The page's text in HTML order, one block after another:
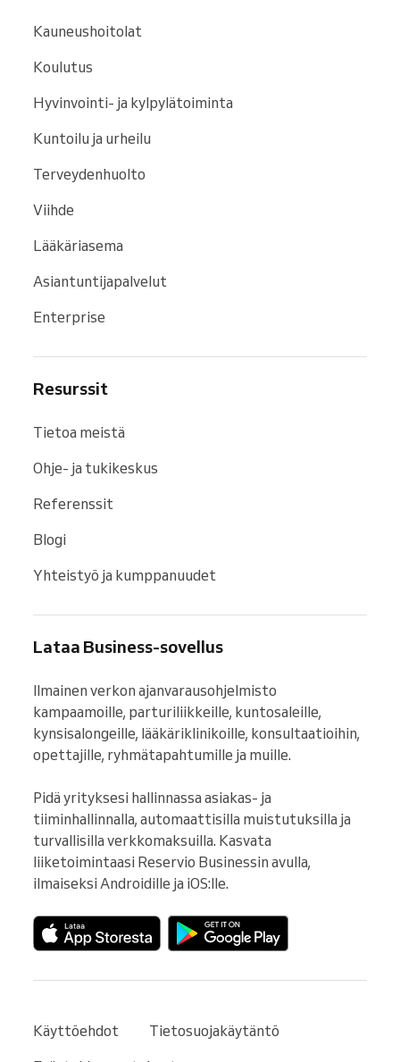
Kauneushoitolat
Koulutus
Hyvinvointi- ja kylpylätoiminta
Kuntoilu ja urheilu
Terveydenhuolto
Viihde
Lääkäriasema
Asiantuntijapalvelut
Enterprise
Resurssit
Tietoa meistä
Ohje- ja tukikeskus
Referenssit
Blogi
Yhteistyö ja kumppanuudet
Lataa Business-sovellus
Ilmainen verkon ajanvarausohjelmisto
kampaamoille, parturiliikkeille, kuntosaleille,
kynsisalongeille, lääkäriklinikoille, konsultaatioihin,
opettajille, ryhmätapahtumille ja muille.
Pidä yrityksesi hallinnassa asiakas- ja
tiiminhallinnalla, automaattisilla muistutuksilla ja
turvallisilla verkkomaksuilla. Kasvata
liiketoimintaasi Reservio Businessin avulla,
ilmaiseksi Androidille ja iOS:lle.
Käyttöehdot
Tietosuojakäytäntö